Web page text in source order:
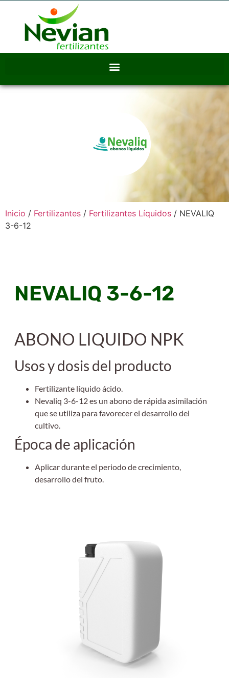
Inicio / Fertilizantes / Fertilizantes Líquidos / NEVALIQ
3-6-12
NEVALIQ 3-6-12
ABONO LIQUIDO NPK
Usos y dosis del producto
Fertilizante líquido ácido.
Nevaliq 3-6-12 es un abono de rápida asimilación
que se utiliza para favorecer el desarrollodel
cultivo.
Época de aplicación
Aplicar durante el periodo de crecimiento,
desarrollo del fruto.
FERTILIZANTES